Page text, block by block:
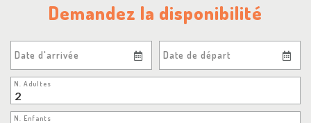
Demandez la disponibilité
Date d'arrivée Date de départ
N. Adultes
N. Enfants